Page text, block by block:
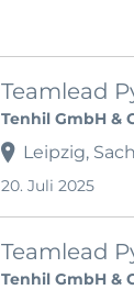
Teamlead
Tenhil GmbH &
Leipzig,
20. Juli 2025
Teamlead
Tenhil GmbH &